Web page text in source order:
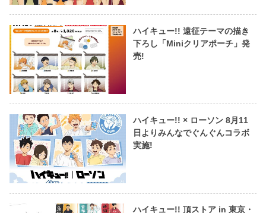
ハイキュー!! 遠征テーマの描き
下ろし「Miniクリアポーチ」発
売!
ハイキュー!! × ローソン 8月11
日よりみんなでぐんぐんコラボ
実施!
ハイキュー!! 頂ストア in 東京・